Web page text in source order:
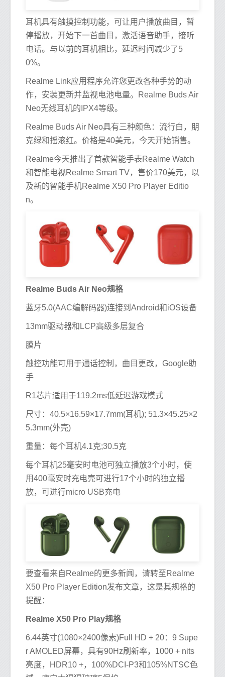
耳机具有触摸控制功能，可让用户播放曲目，暂
停播放，开始下一首曲目，激活语音助手，接听
电话。与以前的耳机相比，延迟时间减少了5
0%。
Realme Link应用程序允许您更改各种手势的动
作，安装更新并监视电池电量。Realme Buds Air
Neo无线耳机的IPX4等级。
Realme Buds Air Neo具有三种颜色：流行白，朋
克绿和摇滚红。价格是40美元，今天开始销售。
Realme今天推出了首款智能手表Realme Watch
和智能电视Realme Smart TV，售价170美元，以
及新的智能手机Realme X50 Pro Player Editio
n。
Realme Buds Air Neo规格
蓝牙5.0(AAC编解码器)连接到Android和iOS设备
13mm驱动器和LCP高级多层复合
膜片
触控功能可用于通话控制，曲目更改，Google助
手
R1芯片适用于119.2ms低延迟游戏模式
尺寸：40.5×16.59×17.7mm(耳机); 51.3×45.25×2
5.3mm(外壳)
重量：每个耳机4.1克;30.5克
每个耳机25毫安时电池可独立播放3个小时，使
用400毫安时充电壳可进行17个小时的独立播
放，可进行micro USB充电
要查看来自Realme的更多新闻，请转至Realme
X50 Pro Player Edition发布文章，这是其规格的
提醒：
Realme X50 Pro Play规格
6.44英寸(1080×2400像素)Full HD + 20：9 Supe
r AMOLED屏幕，具有90Hz刷新率，1000 + nits
亮度，HDR10 +，100%DCI-P3和105%NTSC色